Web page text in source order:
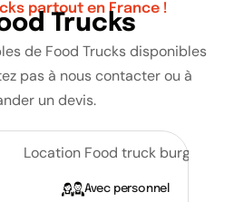
partout en France !
Trucks
de Food Trucks disponibles
pas à nous contacter ou à
un devis.
Avec personnel